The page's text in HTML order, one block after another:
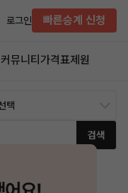
로그인 빠른승계 신청
커뮤니티 가격표제원
검색